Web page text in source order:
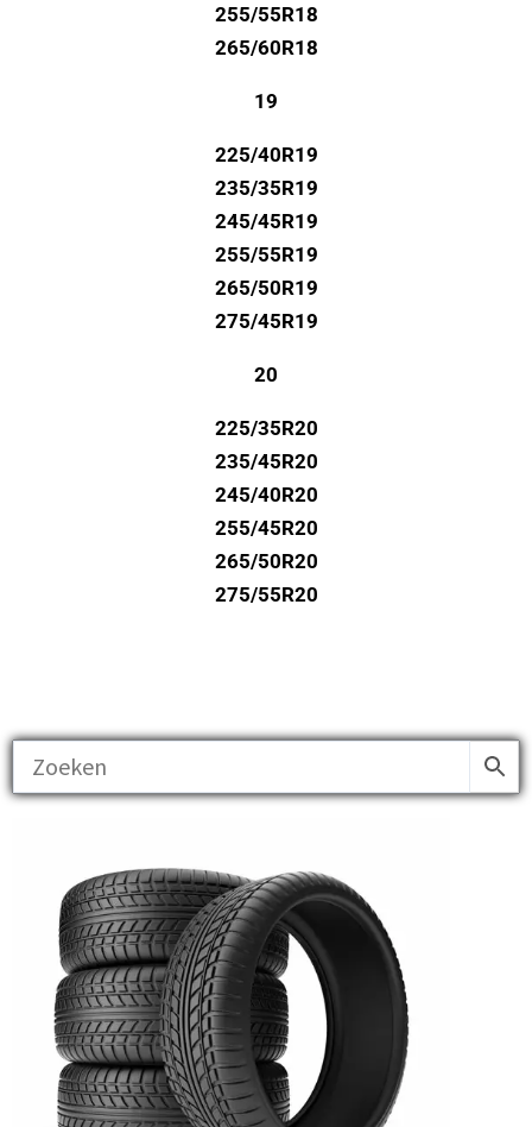
255/55R18
265/60R18
19
225/40R19
235/35R19
245/45R19
255/55R19
265/50R19
275/45R19
20
225/35R20
235/45R20
245/40R20
255/45R20
265/50R20
275/55R20